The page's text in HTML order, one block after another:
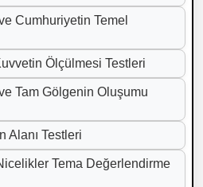
Cumhuriyetin Temel
Ölçülmesi Testleri
Tam Gölgenin Oluşumu
Alanı Testleri
Tema Değerlendirme